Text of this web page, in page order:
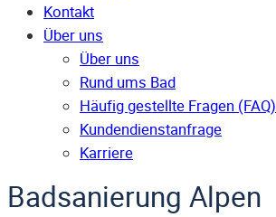
Kontakt
Über uns
Über uns
Rund ums Bad
Häufig gestellte Fragen (FAQ)
Kunden­dienst­anfrage
Karriere
Badsanierung Alpen